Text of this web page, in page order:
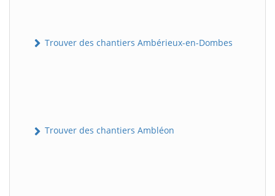
Trouver des chantiers Ambérieux-en-Dombes
Trouver des chantiers Ambléon